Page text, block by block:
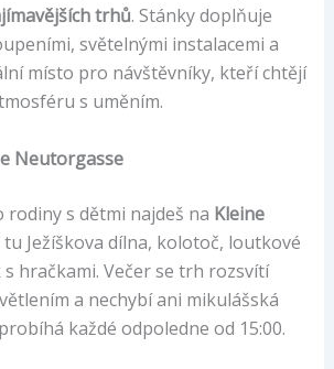
trhů. Stánky doplňuje
světelnými instalacemi a
místo pro návštěvníky, kteří chtějí
s uměním.
Neutorgasse
s dětmi najdeš na Kleine
tu Ježíškova dílna, kolotoč, loutkové
hračkami. Večer se trh rozsvítí
a nechybí ani mikulášská
každé odpoledne od 15:00.